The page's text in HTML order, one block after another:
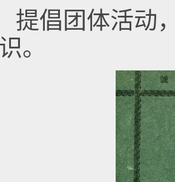
提倡团体活动
。